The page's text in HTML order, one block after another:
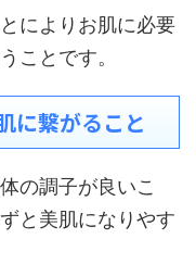
によりお肌に必要
ことです。
に繋がること
の調子が良いこ
と美肌になりやす